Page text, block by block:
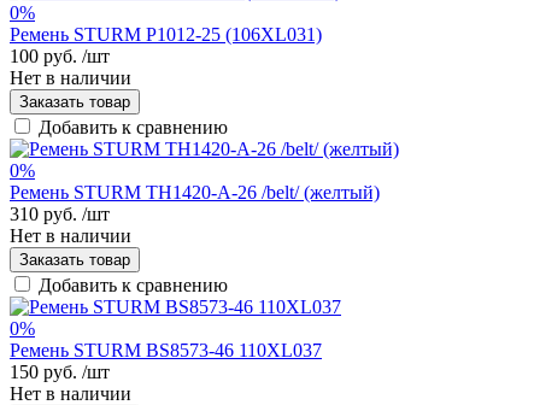
0%
Ремень STURM P1012-25 (106XL031)
100 руб. /шт
Нет в наличии
Заказать товар
Добавить к сравнению
0%
Ремень STURM TH1420-A-26 /belt/ (желтый)
310 руб. /шт
Нет в наличии
Заказать товар
Добавить к сравнению
0%
Ремень STURM BS8573-46 110XL037
150 руб. /шт
Нет в наличии